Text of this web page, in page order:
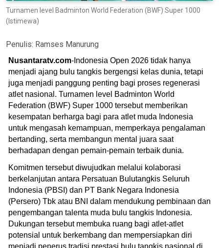
Turnamen level Badminton World Federation (BWF) Super 1000
(Istimewa)
Penulis: Ramses Manurung
Nusantaratv.com-Indonesia Open 2026 tidak hanya
menjadi ajang bulu tangkis bergengsi kelas dunia, tetapi
juga menjadi panggung penting bagi proses regenerasi
atlet nasional. Turnamen level Badminton World
Federation (BWF) Super 1000 tersebut memberikan
kesempatan berharga bagi para atlet muda Indonesia
untuk mengasah kemampuan, memperkaya pengalaman
bertanding, serta membangun mental juara saat
berhadapan dengan pemain-pemain terbaik dunia.
Komitmen tersebut diwujudkan melalui kolaborasi
berkelanjutan antara Persatuan Bulutangkis Seluruh
Indonesia (PBSI) dan PT Bank Negara Indonesia
(Persero) Tbk atau BNI dalam mendukung pembinaan dan
pengembangan talenta muda bulu tangkis Indonesia.
Dukungan tersebut membuka ruang bagi atlet-atlet
potensial untuk berkembang dan mempersiapkan diri
menjadi penerus tradisi prestasi bulu tangkis nasional di